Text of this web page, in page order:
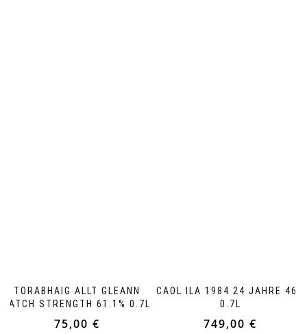
TORABHAIG ALLT GLEANN
BATCH STRENGTH 61.1% 0.7L
75,00 €
CAOL ILA 1984 24 JAHRE 46%
0.7L
749,00 €